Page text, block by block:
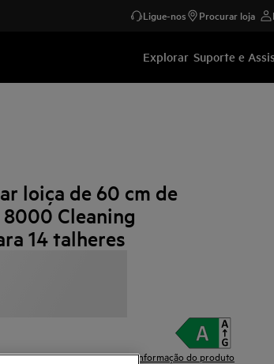
Ligue-nos Procurar loja
Explorar Suporte e
loiça de 60 cm de
Cleaning
14 talheres
Ficha de informação do produto